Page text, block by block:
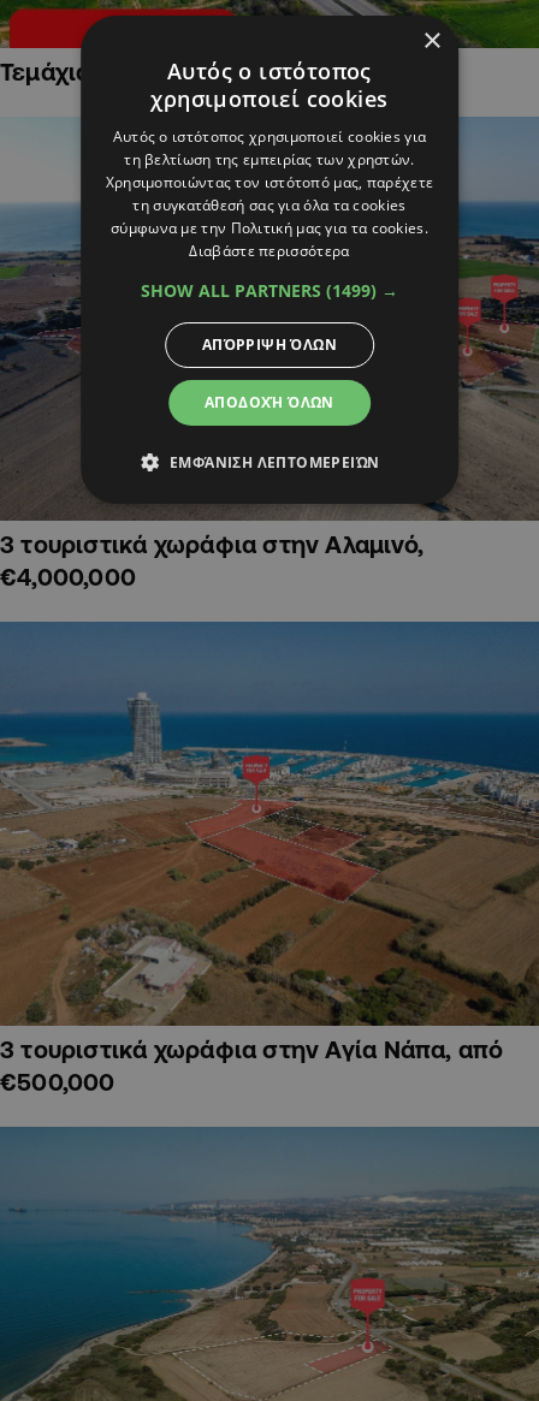
Τεμάχια Γης σε Οικιστικές Περιοχές
3 τουριστικά χωράφια στην Αλαμινό,
€4,000,000
3 τουριστικά χωράφια στην Αγία Νάπα, από
€500,000
×
Αυτός ο ιστότοπος
χρησιμοποιεί cookies
Αυτός ο ιστότοπος χρησιμοποιεί cookies για
τη βελτίωση της εμπειρίας των χρηστών.
Χρησιμοποιώντας τον ιστότοπό μας, παρέχετε
τη συγκατάθεσή σας για όλα τα cookies
σύμφωνα με την Πολιτική μας για τα cookies.
Διαβάστε περισσότερα
SHOW ALL PARTNERS (1499) →
ΑΠΟΔΟΧΉ ΌΛΩΝ
ΑΠΌΡΡΙΨΗ ΌΛΩΝ
ΕΜΦΆΝΙΣΗ ΛΕΠΤΟΜΕΡΕΙΏΝ